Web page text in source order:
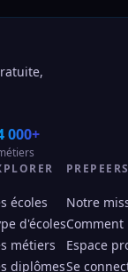
000+
écoles
d'écoles
métiers
diplômes
PREPEERS
Notre
Comment
Espace
Se